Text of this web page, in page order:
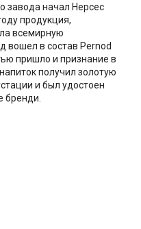
завода начал Нерсес
продукция,
всемирную
вошел в состав Pernod
пришло и признание в
получил золотую
и был удостоен
бренди.